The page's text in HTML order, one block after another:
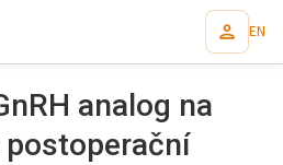
EN
analog na
postoperační